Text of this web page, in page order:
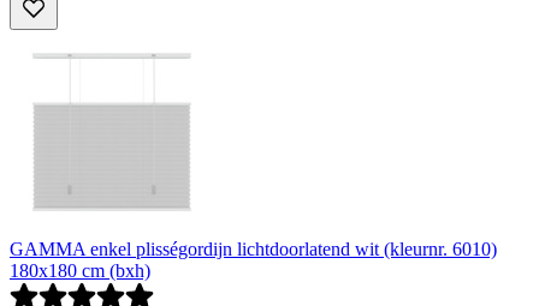
GAMMA enkel plisségordijn lichtdoorlatend wit (kleurnr. 6010)
180x180 cm (bxh)